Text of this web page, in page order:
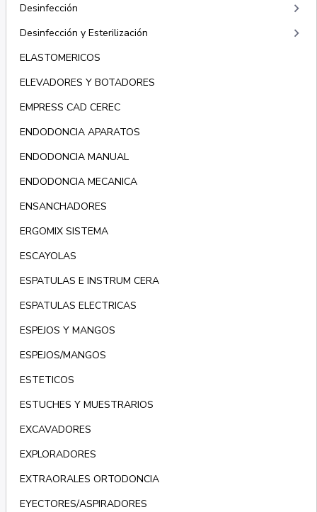
Desinfección keyboard_arrow_right
Desinfección y Esterilización keyboard_arrow_right
ELASTOMERICOS
ELEVADORES Y BOTADORES
EMPRESS CAD CEREC
ENDODONCIA APARATOS
ENDODONCIA MANUAL
ENDODONCIA MECANICA
ENSANCHADORES
ERGOMIX SISTEMA
ESCAYOLAS
ESPATULAS E INSTRUM CERA
ESPATULAS ELECTRICAS
ESPEJOS Y MANGOS
ESPEJOS/MANGOS
ESTETICOS
ESTUCHES Y MUESTRARIOS
EXCAVADORES
EXPLORADORES
EXTRAORALES ORTODONCIA
EYECTORES/ASPIRADORES